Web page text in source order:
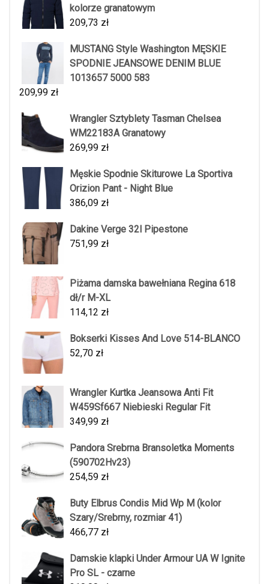
kolorze granatowym
209,73 zł
MUSTANG Style Washington MĘSKIE
SPODNIE JEANSOWE DENIM BLUE
1013657 5000 583
209,99 zł
Wrangler Sztyblety Tasman Chelsea
WM22183A Granatowy
269,99 zł
Męskie Spodnie Skiturowe La Sportiva
Orizion Pant - Night Blue
386,09 zł
Dakine Verge 32l Pipestone
751,99 zł
Piżama damska bawełniana Regina 618
dł/r M-XL
114,12 zł
Bokserki Kisses And Love 514-BLANCO
52,70 zł
Wrangler Kurtka Jeansowa Anti Fit
W459Sf667 Niebieski Regular Fit
349,99 zł
Pandora Srebrna Bransoletka Moments
(590702Hv23)
254,59 zł
Buty Elbrus Condis Mid Wp M (kolor
Szary/Srebrny, rozmiar 41)
466,77 zł
Damskie klapki Under Armour UA W Ignite
Pro SL - czarne